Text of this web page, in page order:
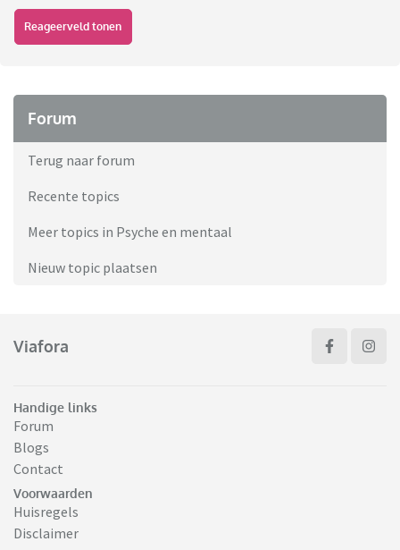
Reageerveld tonen
Forum
Terug naar forum
Recente topics
Meer topics in Psyche en mentaal
Nieuw topic plaatsen
Viafora
Handige links
Forum
Blogs
Contact
Voorwaarden
Huisregels
Disclaimer